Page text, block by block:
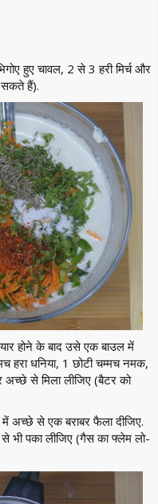
हुए चावल, 2 से 3 हरी मिर्च और
सकते हैं).
होने के बाद उसे एक बाउल में
धनिया, 1 छोटी चम्मच नमक,
अच्छे से मिला लीजिए (बैटर को
अच्छे से एक बराबर फैला दीजिए.
पका लीजिए (गैस का फ्लेम लो-